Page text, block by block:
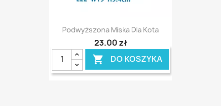
Podwyższona Miska Dla Kota
23,00 zł
 DO KOSZYKA